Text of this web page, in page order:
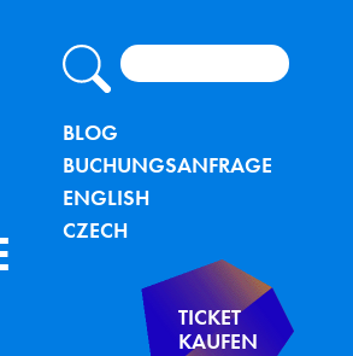
Freiberg
Suche
BLOG
BUCHUNGSANFRAGE
ENGLISH
CZECH
TICKET
KAUFEN